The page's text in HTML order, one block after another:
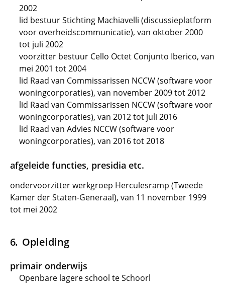
2002
lid bestuur Stichting Machiavelli (discussieplatform
voor overheidscommunicatie), van oktober 2000
tot juli 2002
voorzitter bestuur Cello Octet Conjunto Iberico, van
mei 2001 tot 2004
lid Raad van Commissarissen NCCW (software voor
woningcorporaties), van november 2009 tot 2012
lid Raad van Commissarissen NCCW (software voor
woningcorporaties), van 2012 tot juli 2016
lid Raad van Advies NCCW (software voor
woningcorporaties), van 2016 tot 2018
afgeleide functies, presidia etc.
ondervoorzitter werkgroep Herculesramp (Tweede
Kamer der Staten-Generaal), van 11 november 1999
tot mei 2002
Opleiding
primair onderwijs
Openbare lagere school te Schoorl